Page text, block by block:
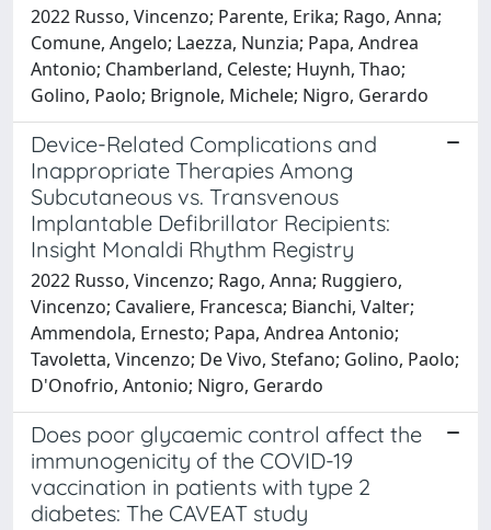
2022 Russo, Vincenzo; Parente, Erika; Rago, Anna;
Comune, Angelo; Laezza, Nunzia; Papa, Andrea
Antonio; Chamberland, Celeste; Huynh, Thao;
Golino, Paolo; Brignole, Michele; Nigro, Gerardo
Device-Related Complications and
Inappropriate Therapies Among
Subcutaneous vs. Transvenous
Implantable Defibrillator Recipients:
Insight Monaldi Rhythm Registry
2022 Russo, Vincenzo; Rago, Anna; Ruggiero,
Vincenzo; Cavaliere, Francesca; Bianchi, Valter;
Ammendola, Ernesto; Papa, Andrea Antonio;
Tavoletta, Vincenzo; De Vivo, Stefano; Golino, Paolo;
D'Onofrio, Antonio; Nigro, Gerardo
Does poor glycaemic control affect the
immunogenicity of the COVID-19
vaccination in patients with type 2
diabetes: The CAVEAT study